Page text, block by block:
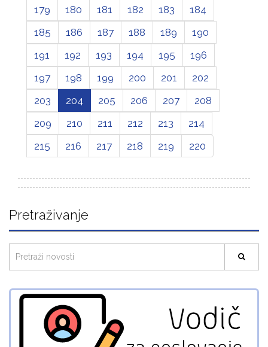
179
180 181 182 183
184
185
186 187 188 189
190
191
192 193 194 195
196
197
198 199 200 201
202
203
204 205 206 207
208
209
210 211 212 213
214
215
216 217 218 219 220
Pretraživanje